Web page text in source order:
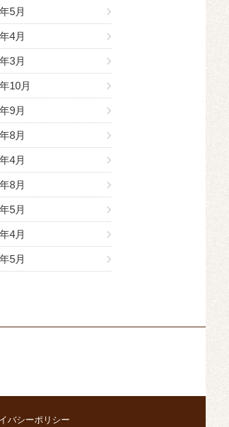
5月
4月
3月
10月
9月
8月
4月
8月
5月
4月
5月
バシーポリシー